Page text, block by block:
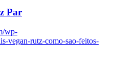
Par
wp-
vegan-rutz-como-sao-feitos-